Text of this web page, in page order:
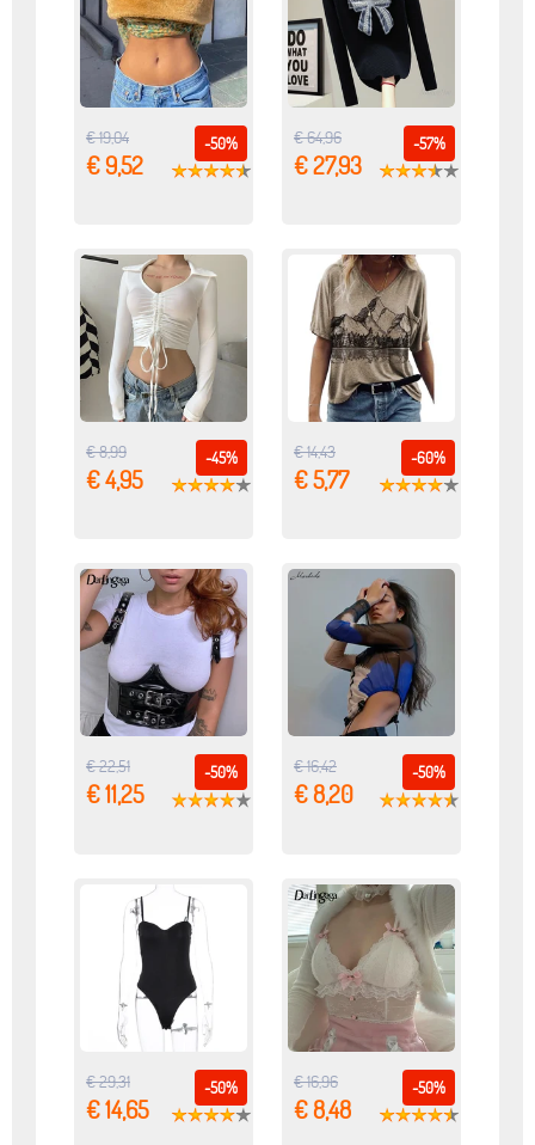
-50%
€ 19,04
€ 9,52
-57%
€ 64,96
€ 27,93
-45%
€ 8,99
€ 4,95
-60%
€ 14,43
€ 5,77
-50%
€ 22,51
€ 11,25
-50%
€ 16,42
€ 8,20
-50%
€ 29,31
€ 14,65
-50%
€ 16,96
€ 8,48